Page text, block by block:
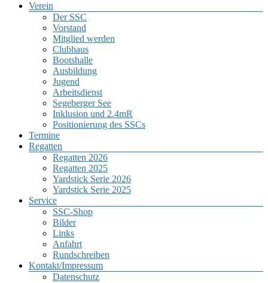
Verein
Der SSC
Vorstand
Mitglied werden
Clubhaus
Bootshalle
Ausbildung
Jugend
Arbeitsdienst
Segeberger See
Inklusion und 2.4mR
Positionierung des SSCs
Termine
Regatten
Regatten 2026
Regatten 2025
Yardstick Serie 2026
Yardstick Serie 2025
Service
SSC-Shop
Bilder
Links
Anfahrt
Rundschreiben
Kontakt/Impressum
Datenschutz